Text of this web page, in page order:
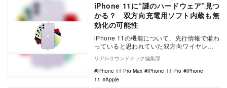
iPhone 11に“謎のハードウェア”見つ
かる？ 双方向充電用ソフト内蔵も無
効化の可能性
iPhone 11の機能について、先行情報で備わ
っていると思われていた双方向ワイヤレス
充電。Appleは発表イベントのステージ上…
リアルサウンドテック編集部
iPhone 11 Pro Max
iPhone 11 Pro
iPhone
11
Apple